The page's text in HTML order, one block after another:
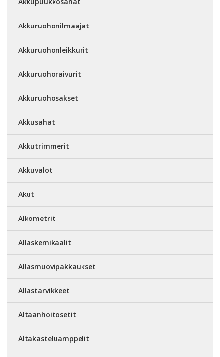
Akkuruohonilmaajat
Akkuruohonleikkurit
Akkuruohoraivurit
Akkuruohosakset
Akkusahat
Akkutrimmerit
Akkuvalot
Akut
Alkometrit
Allaskemikaalit
Allasmuovipakkaukset
Allastarvikkeet
Altaanhoitosetit
Altakasteluamppelit